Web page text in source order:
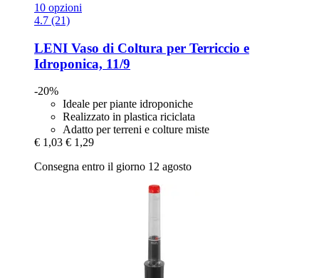
10 opzioni
4.7 (21)
LENI Vaso di Coltura per Terriccio e
Idroponica, 11/9
-20%
Ideale per piante idroponiche
Realizzato in plastica riciclata
Adatto per terreni e colture miste
€ 1,03 € 1,29
Consegna entro il giorno 12 agosto